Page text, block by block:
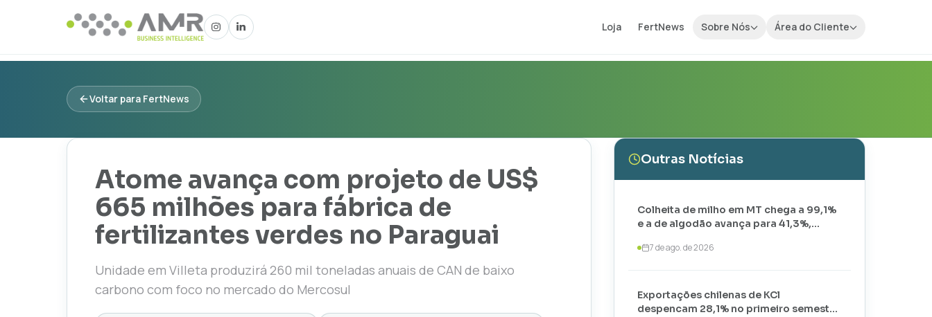
Loja FertNews Sobre Nós Área do Cliente
Voltar para FertNews
Atome avança com projeto de US$
665 milhões para fábrica de
fertilizantes verdes no Paraguai
Unidade em Villeta produzirá 260 mil toneladas anuais de CAN de baixo
carbono com foco no mercado do Mercosul
Outras Notícias
Colheita de milho em MT chega a 99,1%
e a de algodão avança para 41,3%,
7 de ago. de 2026
Exportações chilenas de KCl
despencam 28,1% no primeiro semestre